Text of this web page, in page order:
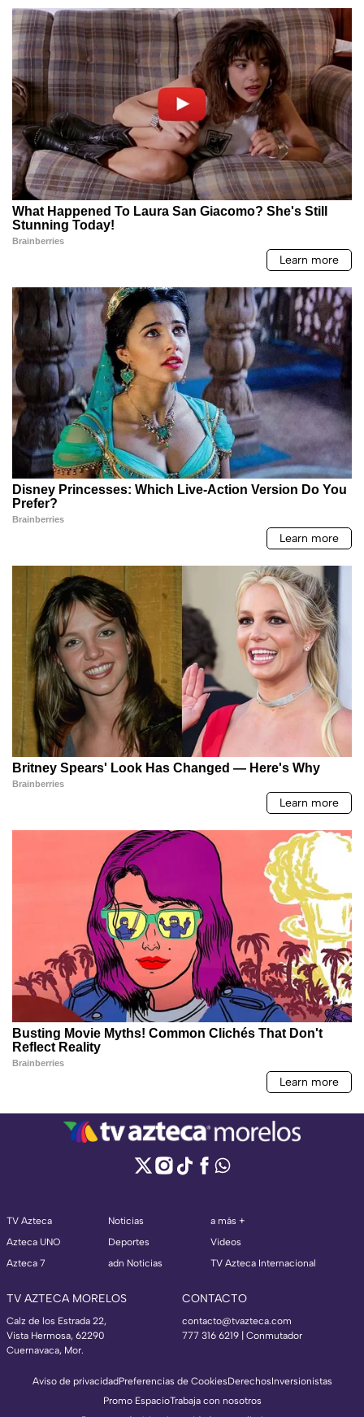
TV Azteca
Azteca UNO
Azteca 7
Noticias
Deportes
adn Noticias
a más +
Videos
TV Azteca Internacional
TV AZTECA MORELOS
Calz de los Estrada 22,
Vista Hermosa, 62290
Cuernavaca, Mor.
CONTACTO
contacto@tvazteca.com
777 316 6219 | Conmutador
Aviso de privacidadPreferencias de CookiesDerechosInversionistas
Promo EspacioTrabaja con nosotros